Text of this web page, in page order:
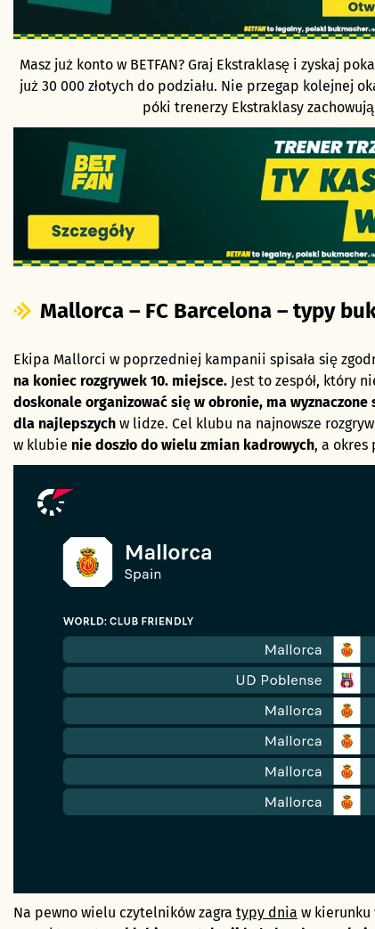
Masz już konto w BETFAN? Graj Ekstraklasę i zyskaj
już 30 000 złotych do podziału. Nie przegap kolejnej
póki trenerzy Ekstraklasy
Mallorca – FC Barcelona – typy
Ekipa Mallorci w poprzedniej kampanii spisała się
na koniec rozgrywek 10. miejsce. Jest to zespół, który
doskonale organizować się w obronie, ma
dla najlepszych w lidze. Cel klubu na najnowsze
w klubie nie doszło do wielu zmian kadrowych, a okres
Na pewno wielu czytelników zagra typy dnia w kierunku